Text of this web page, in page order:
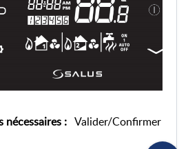
nécessaires : Valider/Confirmer